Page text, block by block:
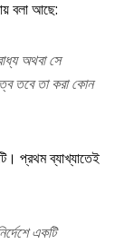
বলা আছে:
অথবা সে
তবে তা করা কোন
প্রথম ব্যাখ্যাতেই
একটি